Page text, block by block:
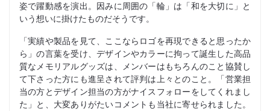
姿で躍動感を演出。因みに周囲の「輪」は「和を大切に」と
いう想いに掛けたものだそうです。
「実績や製品を見て、ここならロゴを再現できると思ったか
ら」の言葉を受け、デザインやカラーに拘って誕生した高品
質なメモリアルグッズは、メンバーはもちろんのこと協賛し
て下さった方にも進呈されて評判は上々とのこと。「営業担
当の方とデザイン担当の方がナイスフォローをしてくれまし
た」と、大変ありがたいコメントも当社に寄せられました。